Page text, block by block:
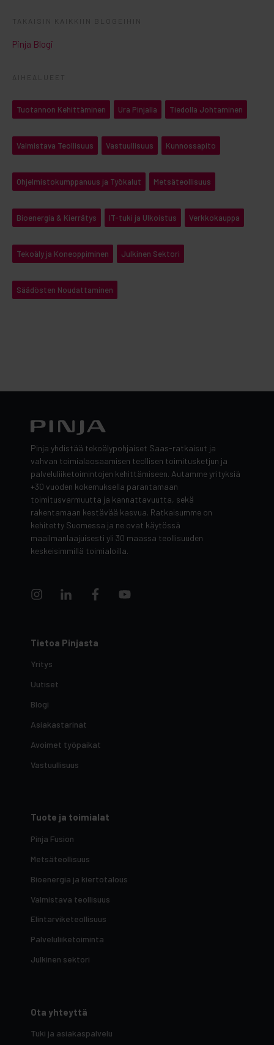
TAKAISIN KAIKKIIN BLOGEIHIN
Pinja Blogi
AIHEALUEET
Tuotannon Kehittäminen Ura Pinjalla Tiedolla Johtaminen
Valmistava Teollisuus Vastuullisuus Kunnossapito
Ohjelmistokumppanuus ja Työkalut Metsäteollisuus
Bioenergia & Kierrätys IT-tuki ja Ulkoistus Verkkokauppa
Tekoäly ja Koneoppiminen Julkinen Sektori
Säädösten Noudattaminen
Pinja yhdistää tekoälypohjaiset Saas-ratkaisut ja
vahvan toimialaosaamisen teollisen toimitusketjun ja
palveluliiketoimintojen kehittämiseen. Autamme yrityksiä
+30 vuoden kokemuksella parantamaan
toimitusvarmuutta ja kannattavuutta, sekä
rakentamaan kestävää kasvua. Ratkaisumme on
kehitetty Suomessa ja ne ovat käytössä
maailmanlaajuisesti yli 30 maassa teollisuuden
keskeisimmillä toimialoilla.
Tietoa Pinjasta
Yritys
Uutiset
Blogi
Asiakastarinat
Avoimet työpaikat
Vastuullisuus
Tuote ja toimialat
Pinja Fusion
Metsäteollisuus
Bioenergia ja kiertotalous
Valmistava teollisuus
Elintarviketeollisuus
Palveluliiketoiminta
Julkinen sektori
Ota yhteyttä
Tuki ja asiakaspalvelu